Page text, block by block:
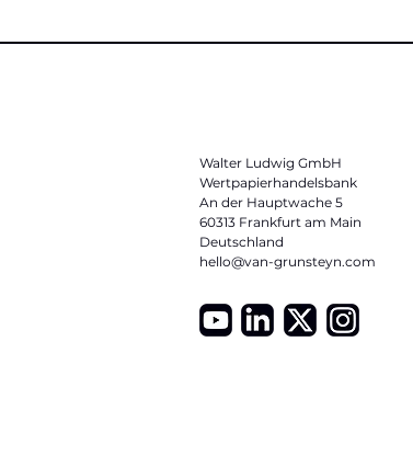
Walter Ludwig GmbH
Wertpapierhandelsbank
An der Hauptwache 5
60313 Frankfurt am Main
Deutschland
hello@van-grunsteyn.com